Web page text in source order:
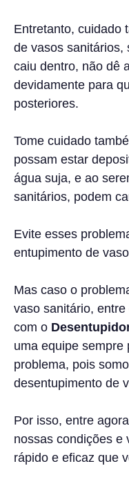
Entretanto, cuidado
de vasos sanitários,
caiu dentro, não dê
devidamente para
posteriores.
Tome cuidado
possam estar
água suja, e ao
sanitários, podem
Evite esses
entupimento de
Mas caso o
vaso sanitário,
com o
uma equipe sempre
problema, pois
desentupimento de
Por isso, entre
nossas condições e
rápido e eficaz que